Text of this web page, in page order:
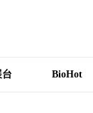
台 BioHot